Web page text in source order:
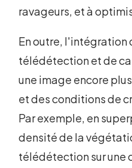
ravageurs, et à
En outre, l'intégration
télédétection et de
une image encore
et des conditions de
Par exemple, en
densité de la
télédétection sur une